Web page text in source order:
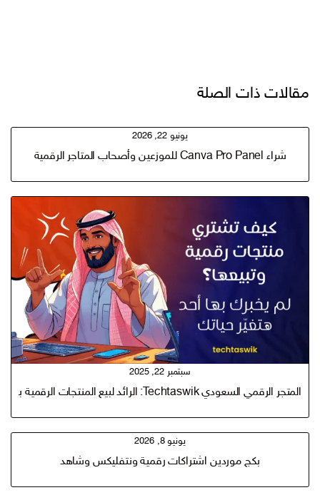
ذات الصلة
يونيو 22, 2026
شراء Canva Pro Panel للموزعين وأصحاب المتاجر الرقمية
سبتمبر 22, 2025
المتجر الرقمي السعودي Techtaswik: الرائد لبيع المنتجات الرقمية بالجملة
يونيو 8, 2026
بكج موردين اشتراكات رقمية ونتفليكس وشاهد